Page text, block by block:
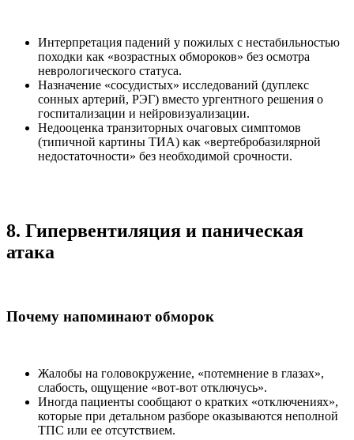
Интерпретация падений у пожилых с нестабильностью
походки как «возрастных обмороков» без осмотра
неврологического статуса.
Назначение «сосудистых» исследований (дуплекс
сонных артерий, РЭГ) вместо ургентного решения о
госпитализации и нейровизуализации.
Недооценка транзиторных очаговых симптомов
(типичной картины ТИА) как «вертебробазилярной
недостаточности» без необходимой срочности.
8. Гипервентиляция и паническая
атака
Почему напоминают обморок
Жалобы на головокружение, «потемнение в глазах»,
слабость, ощущение «вот-вот отключусь».
Иногда пациенты сообщают о кратких «отключениях»,
которые при детальном разборе оказываются неполной
ТПС или ее отсутствием.